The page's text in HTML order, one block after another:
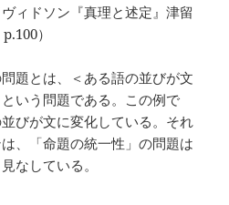
ィドソン『真理と述定』津留
）
題とは、＜ある語の並びが文
いう問題である。この例で
びが文に変化している。それ
、「命題の統一性」の問題は
なしている。